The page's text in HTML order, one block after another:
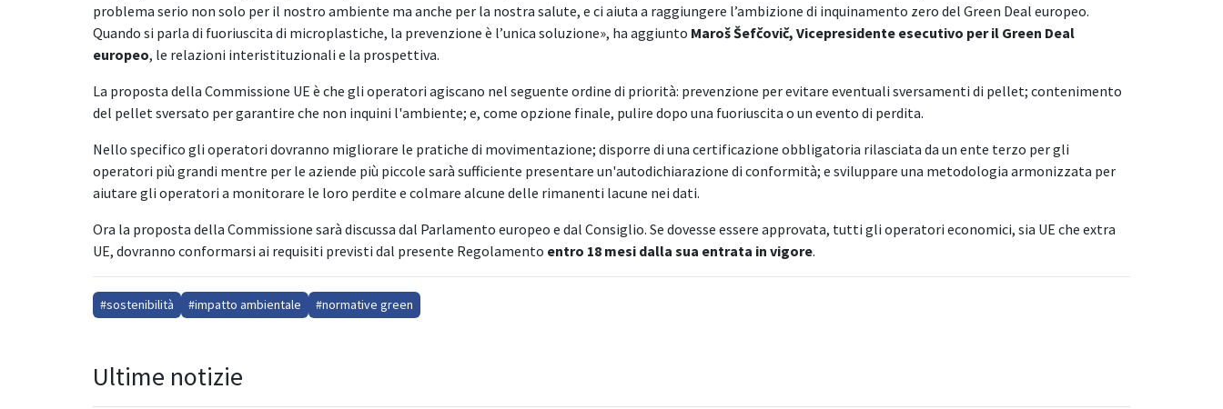
problema serio non solo per il nostro ambiente ma anche per la nostra salute, e ci aiuta a raggiungere l’ambizione di inquinamento zero del Green Deal europeo.
Quando si parla di fuoriuscita di microplastiche, la prevenzione è l’unica soluzione», ha aggiunto Maroš Šefčovič, Vicepresidente esecutivo per il Green Deal
europeo, le relazioni interistituzionali e la prospettiva.
La proposta della Commissione UE è che gli operatori agiscano nel seguente ordine di priorità: prevenzione per evitare eventuali sversamenti di pellet; contenimento
del pellet sversato per garantire che non inquini l'ambiente; e, come opzione finale, pulire dopo una fuoriuscita o un evento di perdita.
Nello specifico gli operatori dovranno migliorare le pratiche di movimentazione; disporre di una certificazione obbligatoria rilasciata da un ente terzo per gli
operatori più grandi mentre per le aziende più piccole sarà sufficiente presentare un'autodichiarazione di conformità; e sviluppare una metodologia armonizzata per
aiutare gli operatori a monitorare le loro perdite e colmare alcune delle rimanenti lacune nei dati.
Ora la proposta della Commissione sarà discussa dal Parlamento europeo e dal Consiglio. Se dovesse essere approvata, tutti gli operatori economici, sia UE che extra
UE, dovranno conformarsi ai requisiti previsti dal presente Regolamento entro 18 mesi dalla sua entrata in vigore.
#sostenibilità #impatto ambientale #normative green
Ultime notizie